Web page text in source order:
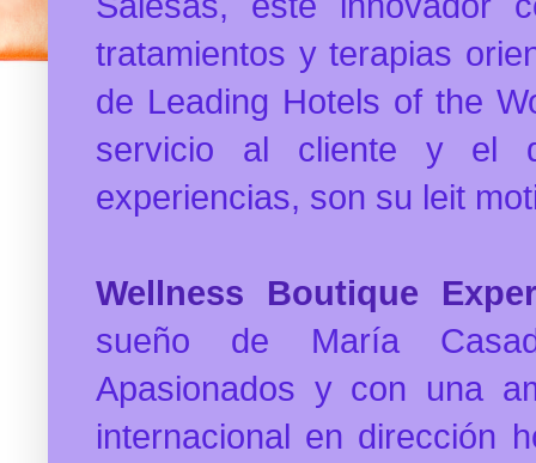
tratamientos y terapias
de Leading Hotels of the
servicio al cliente y el
experiencias, son su leit
Wellness Boutique
sueño de María
Apasionados y con una
internacional en dirección